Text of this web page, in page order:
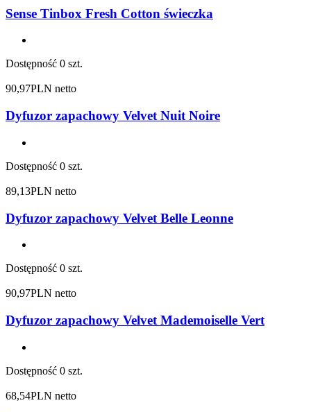
Sense Tinbox Fresh Cotton świeczka
Dostępność 0 szt.
90,97PLN netto
Dyfuzor zapachowy Velvet Nuit Noire
Dostępność 0 szt.
89,13PLN netto
Dyfuzor zapachowy Velvet Belle Leonne
Dostępność 0 szt.
90,97PLN netto
Dyfuzor zapachowy Velvet Mademoiselle Vert
Dostępność 0 szt.
68,54PLN netto